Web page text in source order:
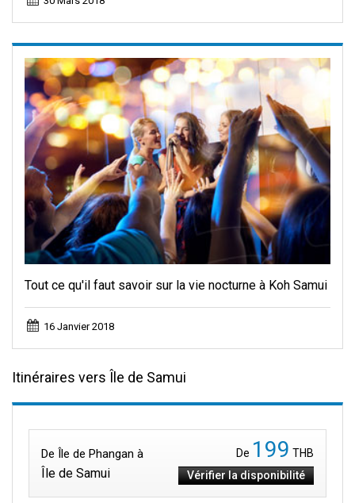
Tout ce qu'il faut savoir sur la vie nocturne à Koh Samui
16 Janvier 2018
Itinéraires vers Île de Samui
De Île de Phangan à
Île de Samui
De 199 THB
Vérifier la disponibilité